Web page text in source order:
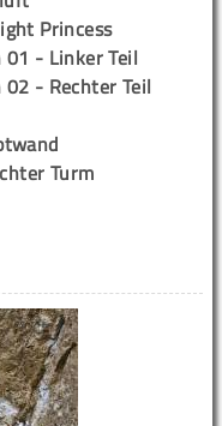
Princess
- Linker Teil
- Rechter Teil
Turm